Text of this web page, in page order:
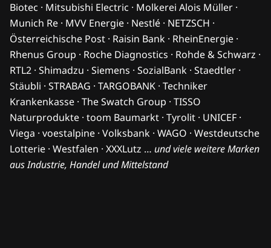
Biotec · Mitsubishi Electric · Molkerei Alois Müller ·
Munich Re · MVV Energie · Nestlé · NETZSCH ·
Österreichische Post · Raisin Bank · RheinEnergie ·
Rhenus Group · Roche Diagnostics · Rohde & Schwarz ·
RTL2 · Shimadzu · Siemens · SozialBank · Staedtler ·
Stäubli · STRABAG · TARGOBANK · Techniker
Krankenkasse · The Swatch Group · TISSO
Naturprodukte · toom Baumarkt · Tyrolit · UNICEF ·
Viega · voestalpine · Volksbank · WAGO · Westdeutsche
Lotterie · Westfalen · XXXLutz … und viele weitere Marken
aus Industrie, Handel und Mittelstand